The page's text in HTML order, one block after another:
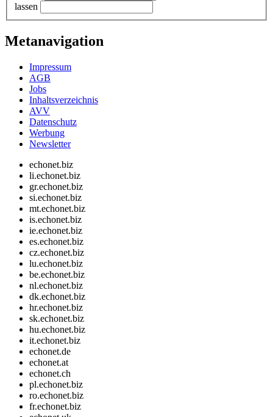
lassen
Metanavigation
Impressum
AGB
Jobs
Inhaltsverzeichnis
AVV
Datenschutz
Werbung
Newsletter
echonet.biz
li.echonet.biz
gr.echonet.biz
si.echonet.biz
mt.echonet.biz
is.echonet.biz
ie.echonet.biz
es.echonet.biz
cz.echonet.biz
lu.echonet.biz
be.echonet.biz
nl.echonet.biz
dk.echonet.biz
hr.echonet.biz
sk.echonet.biz
hu.echonet.biz
it.echonet.biz
echonet.de
echonet.at
echonet.ch
pl.echonet.biz
ro.echonet.biz
fr.echonet.biz